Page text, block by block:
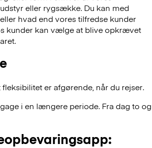
eller rygsække. Du kan med
hvad end vores tilfredse kunder
kunder kan vælge at blive opkrævet
er afgørende, når du rejser.
i en længere periode. Fra dag to og